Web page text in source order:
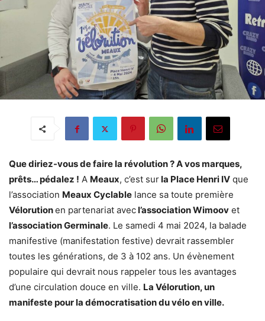
Que diriez-vous de faire la révolution ? A vos marques,
prêts… pédalez ! A Meaux, c’est surla Place Henri IV que
l’association Meaux Cyclable lance sa toute première
Vélorutionen partenariat avecl’association Wimoov et
l’association Germinale. Le samedi 4 mai 2024, la balade
manifestive (manifestation festive) devrait rassembler
toutes les générations, de 3 à 102 ans. Un évènement
populaire qui devrait nous rappeler tous les avantages
d’une circulation douce en ville. La Vélorution, un
manifeste pour la démocratisation du vélo en ville.